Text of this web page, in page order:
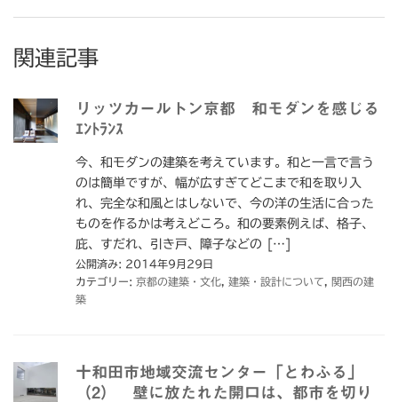
関連記事
リッツカールトン京都 和モダンを感じる
ｴﾝﾄﾗﾝｽ
今、和モダンの建築を考えています。和と一言で言う
のは簡単ですが、幅が広すぎてどこまで和を取り入
れ、完全な和風とはしないで、今の洋の生活に合った
ものを作るかは考えどころ。和の要素例えば、格子、
庇、すだれ、引き戸、障子などの […]
公開済み: 2014年9月29日
カテゴリー: 京都の建築・文化 建築・設計について
関西の建
築
十和田市地域交流センター「とわふる」
（2） 壁に放たれた開口は、都市を切り